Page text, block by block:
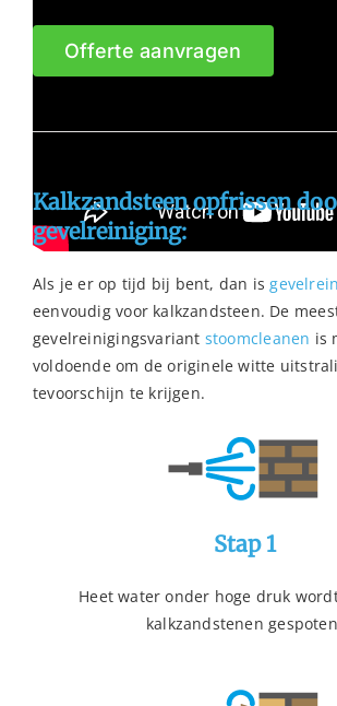
Offerte aanvragen
Kalkzandsteen opfrissen
gevelreiniging:
Als je er op tijd bij bent, dan is
eenvoudig voor kalkzandsteen. De
gevelreinigingsvariant stoomcleanen is
voldoende om de originele witte
tevoorschijn te krijgen.
Stap 1
Heet water onder hoge druk
kalkzandstenen